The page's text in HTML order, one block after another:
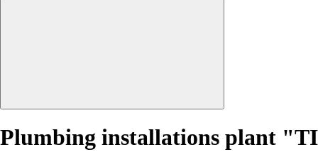
Plumbing installations plant